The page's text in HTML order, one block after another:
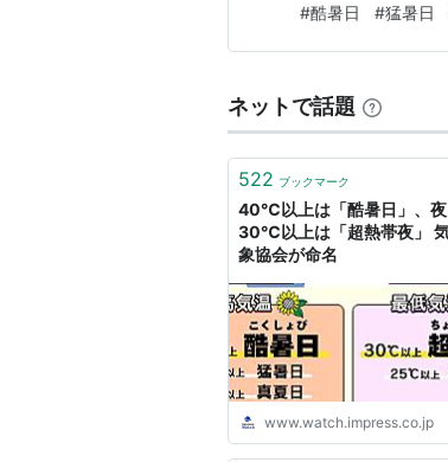
でもある 酷暑日は
物差し 今日あな…
#酷暑日 #猛暑日
ネットで話題
522 ブックマーク
40℃以上は「酷暑日」、夜
30℃以上は「超熱帯夜」
象協会が命名
www.watch.impress.co.jp